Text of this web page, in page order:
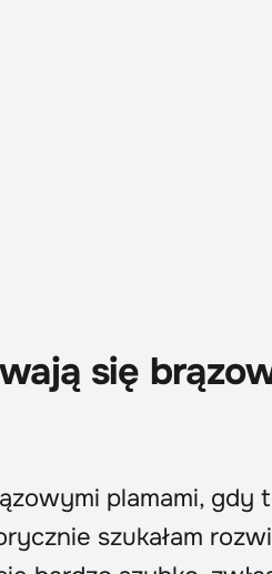
się
plamami, gdy
szukałam